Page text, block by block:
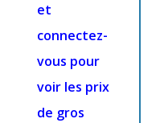
et
connectez-
vous pour
voir les prix
de gros